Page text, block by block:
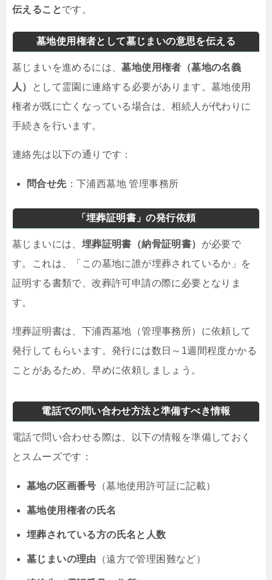
伝えることです。
墓地使用権者として墓じまいの意思を伝える
墓じまいを進めるには、墓地使用権者（墓地の名義
人）
として霊園に連絡する必要があります。墓地使用
権者が既に亡くなっている場合は、相続人が代わりに
手続きを行います。
連絡先は以下の通りです：
問合せ先：下浦西墓地 管理事務所
「埋葬証明書」の発行依頼
墓じまいには、 埋葬証明書（納骨証明書） が必要で
す。これは、「この墓地に誰が埋葬されているか」を
証明する書類で、改葬許可申請の際に必要となりま
す。
埋葬証明書は、下浦西墓地（管理事務所）に依頼して
発行してもらいます。発行には数日～1週間程度かかる
ことがあるため、早めに依頼しましょう。
電話での問い合わせ方法と準備すべき情報
電話で問い合わせる際は、以下の情報を準備しておく
とスムーズです：
墓地の区画番号 （墓地使用許可証に記載）
墓地使用権者の氏名
埋葬されている方の氏名と人数
墓じまいの理由 （遠方で管理困難など）